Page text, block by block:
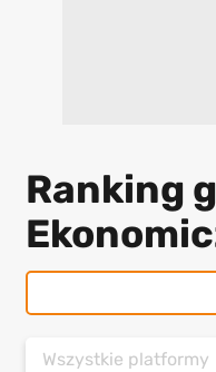
Ranking
Wszystkie platformy